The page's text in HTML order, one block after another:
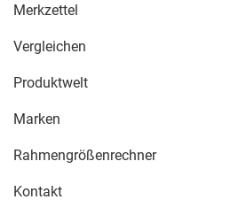
Merkzettel
Vergleichen
Produktwelt
Marken
Rahmengrößenrechner
Kontakt